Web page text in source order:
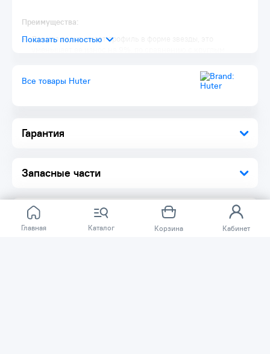
Главная Каталог Корзина Кабинет
Гарантия
Запасные части
Преимущества:
Данная леска имеет профиль в форме звезды, это
Все товары Huter